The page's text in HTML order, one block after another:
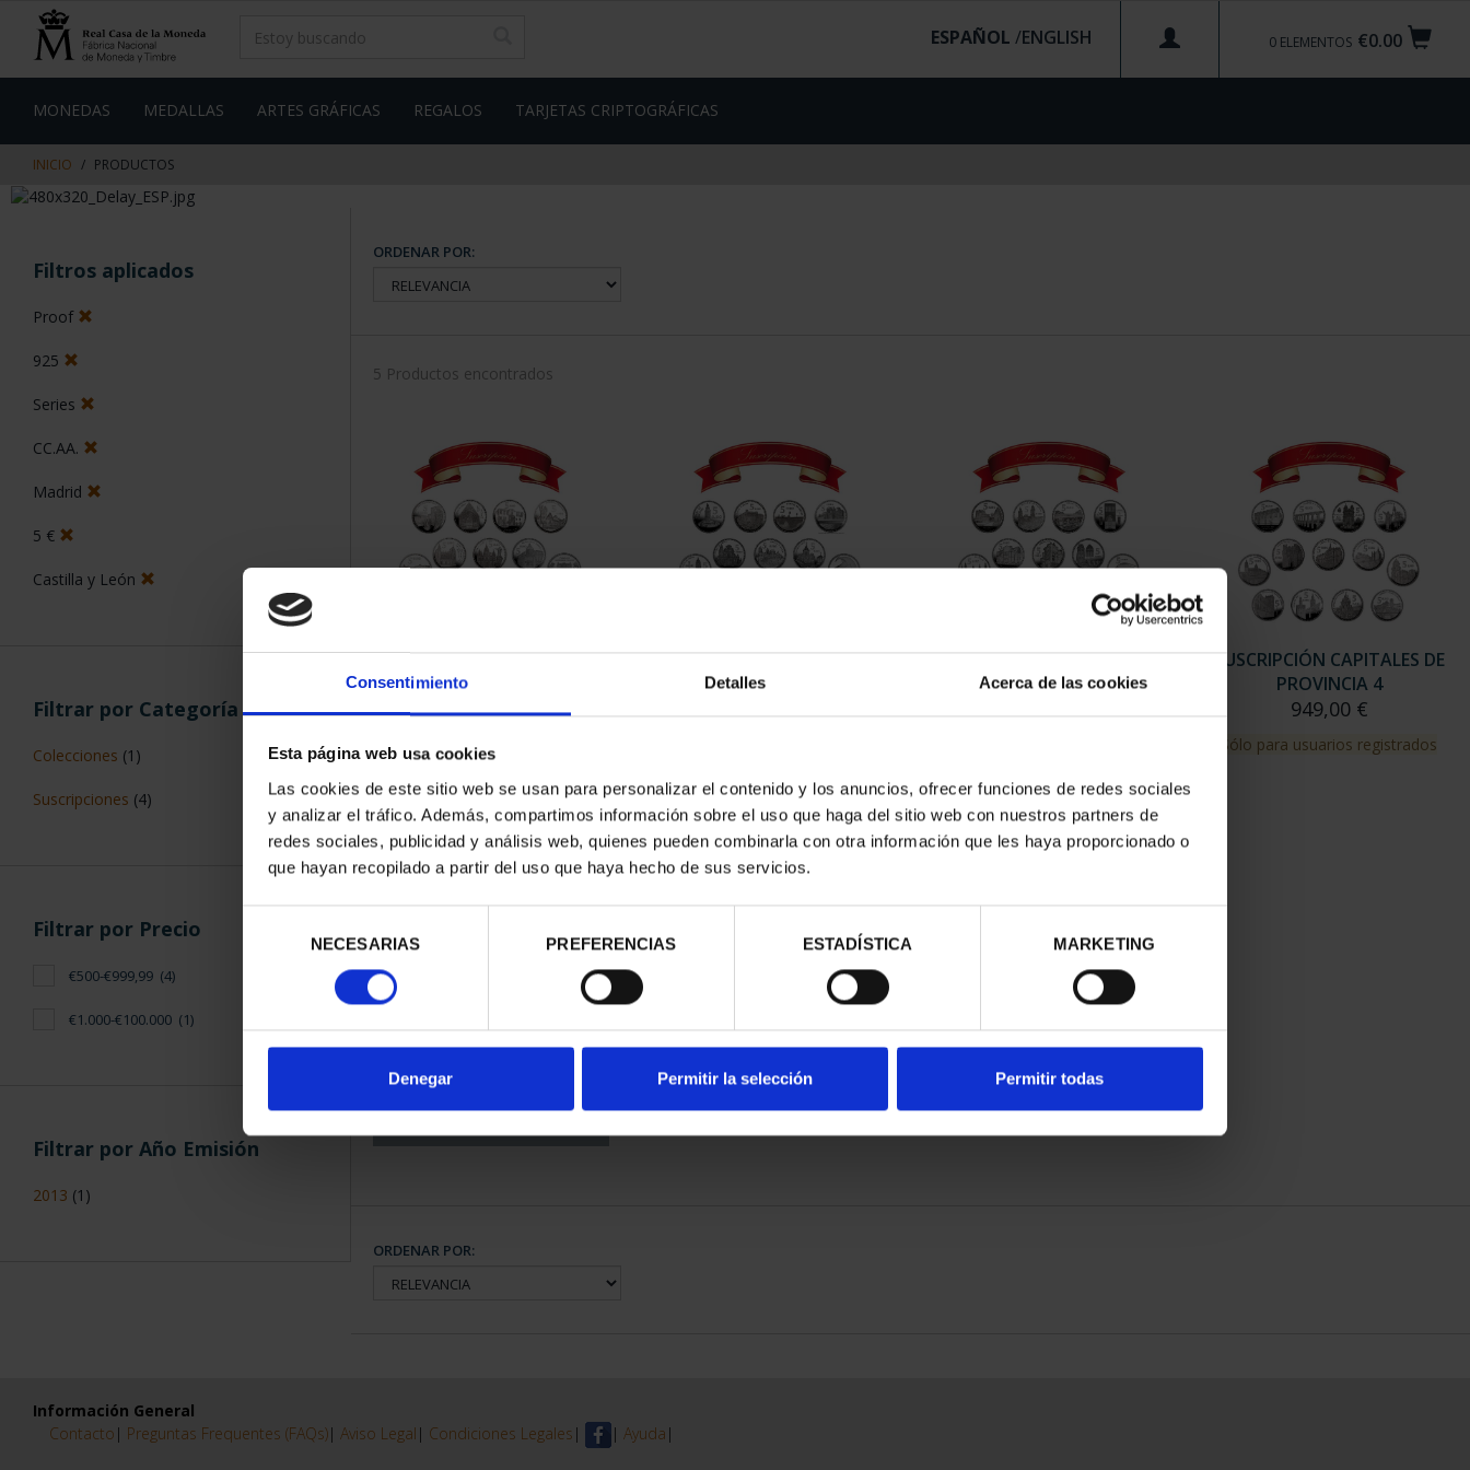
Consentimiento Detalles Acerca de las cookies
Esta página web usa cookies
Las cookies de este sitio web se usan para personalizar el contenido y los anuncios, ofrecer funciones de redes sociales
y analizar el tráfico. Además, compartimos información sobre el uso que haga del sitio web con nuestros partners de
redes sociales, publicidad y análisis web, quienes pueden combinarla con otra información que les haya proporcionado o
que hayan recopilado a partir del uso que haya hecho de sus servicios.
consentimiento
NECESARIAS PREFERENCIAS ESTADÍSTICA MARKETING
Denegar Permitir la selección Permitir todas
contenido
de
€0.00
0 ELEMENTOS
ESPAÑOL /
MONEDAS MEDALLAS ARTES GRÁFICAS REGALOS TARJETAS CRIPTOGRÁFICAS
INICIO PRODUCTOS
Filtros aplicados
Proof
925
Series
CC.AA.
Madrid
5 €
Castilla y León
Filtrar por Categoría
Colecciones (1)
Suscripciones (4)
Filtrar por Precio
€500-€999,99 (4)
€1.000-€100.000 (1)
Filtrar por Año Emisión
2013 (1)
ORDENAR POR:
5 Productos encontrados
SUSCRIPCIÓN CAPITALES DE
PROVINCIA 1
949,00 €
Sólo para usuarios registrados
SUSCRIPCIÓN CAPITALES DE
PROVINCIA 2
949,00 €
SUSCRIPCIÓN CAPITALES DE
PROVINCIA 3
949,00 €
SUSCRIPCIÓN CAPITALES DE
PROVINCIA 4
949,00 €
Sólo para usuarios registrados
COLECCION COMPLET...
3.796,00 €
ORDENAR POR:
Información General
Contacto | Preguntas Frequentes (FAQs)| Aviso Legal | Condiciones Legales | | Ayuda |